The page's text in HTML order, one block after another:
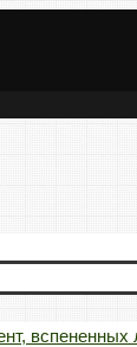
вспененных